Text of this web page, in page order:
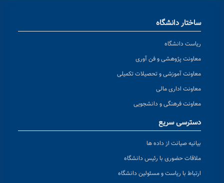
ساختار دانشگاه
ریاست دانشگاه
معاونت پژوهشی و فن آوری
معاونت آموزشی و تحصیلات تکمیلی
معاونت اداری مالی
معاونت فرهنگی و دانشجویی
دسترسی سریع
بیانیه صیانت از داده ها
ملاقات حضوری با رئیس دانشگاه
ارتباط با ریاست و مسئولین دانشگاه